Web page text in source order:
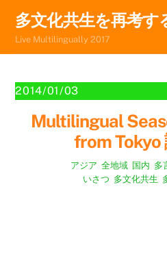
content
多文化共生を再考す
Live Multilingually 2017
2014/01/03
Multilingual
from Tokyo
アジア ,全地域 国内 多
いさつ 多文化共生